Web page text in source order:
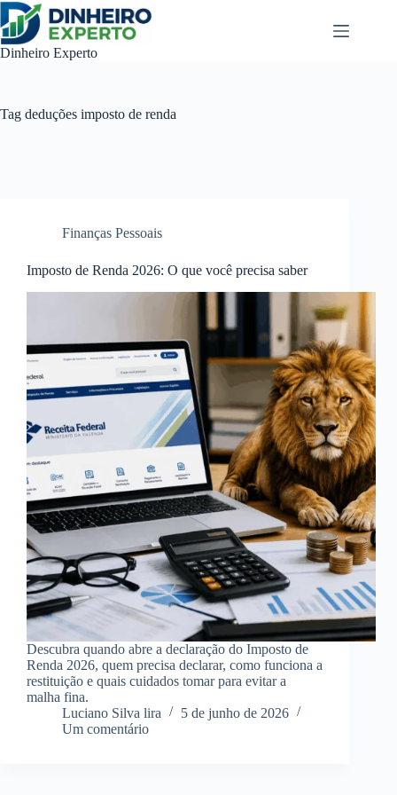
Pular
para
o
conteúdo
Dinheiro Experto
Tag deduções imposto de renda
Finanças Pessoais
Imposto de Renda 2026: O que você precisa saber
Descubra quando abre a declaração do Imposto de
Renda 2026, quem precisa declarar, como funciona a
restituição e quais cuidados tomar para evitar a
malha fina.
Luciano Silva lira
5 de junho de 2026
Um comentário